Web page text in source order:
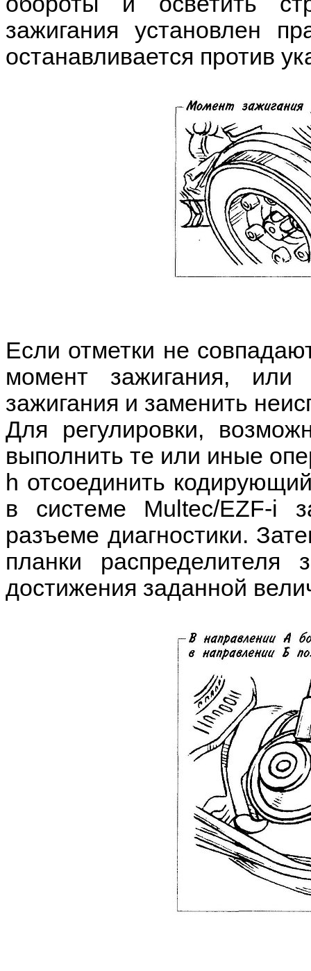
зажигания установлен
останавливается против
Если отметки не
момент зажигания, или
зажигания и заменить
Для регулировки,
выполнить те или иные
h отсоединить
в системе Multec/EZF-i
разъеме диагностики.
планки распределителя
достижения заданной